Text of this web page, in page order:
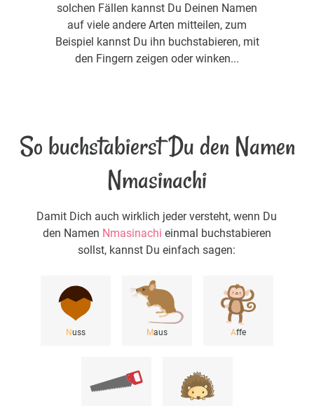
solchen Fällen kannst Du Deinen Namen
auf viele andere Arten mitteilen, zum
Beispiel kannst Du ihn buchstabieren, mit
den Fingern zeigen oder winken...
So buchstabierst Du den Namen
Nmasinachi
Damit Dich auch wirklich jeder versteht, wenn Du
den Namen Nmasinachi einmal buchstabieren
sollst, kannst Du einfach sagen:
Nuss Maus Affe